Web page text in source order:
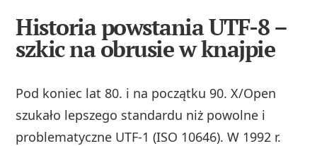
Historia powstania UTF-8 –
szkic na obrusie w knajpie
Pod koniec lat 80. i na początku 90. X/Open
szukało lepszego standardu niż powolne i
problematyczne UTF‑1 (ISO 10646). W 1992 r.